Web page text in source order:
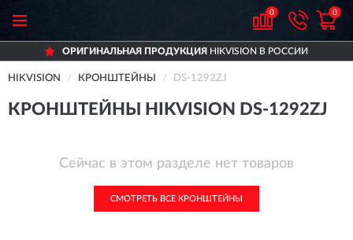
0 0
ОРИГИНАЛЬНАЯ ПРОДУКЦИЯ HIKVISION В РОССИИ
HIKVISION КРОНШТЕЙНЫ DS-1292ZJ
КРОНШТЕЙНЫ HIKVISION DS-1292ZJ
Сейчас в этом разделе нет товаров
СМОТРЕТЬ ВСЕ КРОНШТЕЙНЫ